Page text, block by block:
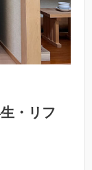
・リフ